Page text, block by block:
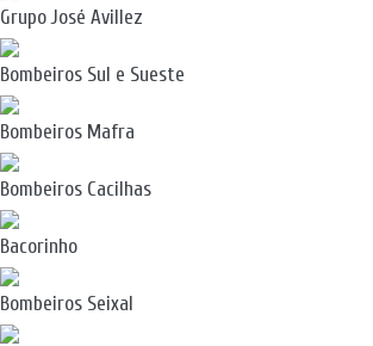
Grupo José Avillez
Bombeiros Sul e Sueste
Bombeiros Mafra
Bombeiros Cacilhas
Bacorinho
Bombeiros Seixal